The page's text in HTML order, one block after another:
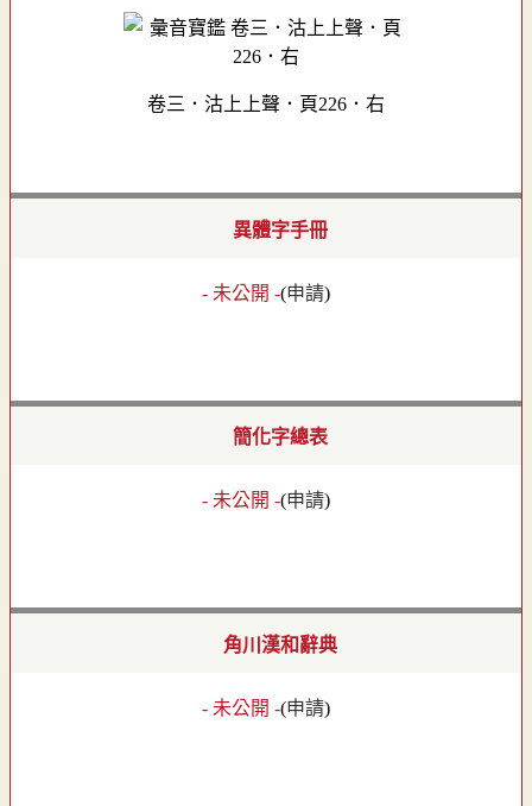
卷三．沽上上聲．頁226．右
異體字手冊
- 未公開 -(申請)
簡化字總表
- 未公開 -(申請)
角川漢和辭典
- 未公開 -(申請)